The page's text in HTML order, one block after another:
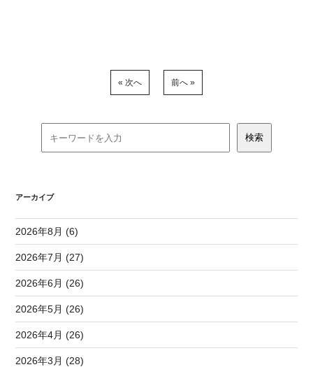
« 次へ 前へ »
アーカイブ
2026年8月 (6)
2026年7月 (27)
2026年6月 (26)
2026年5月 (26)
2026年4月 (26)
2026年3月 (28)